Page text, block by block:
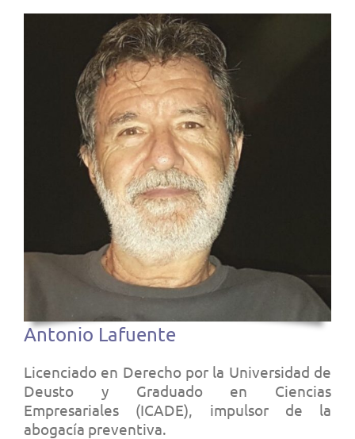
Antonio Lafuente
Licenciado en Derecho por la Universidad de
Deusto y Graduado en Ciencias
Empresariales (ICADE), impulsor de la
abogacía preventiva.